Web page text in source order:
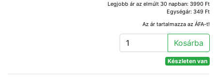
Legjobb ár az elmúlt 30 napban: 3990 Ft
Egységár: 349 Ft
Az ár tartalmazza az ÁFA-t!
Kosárba
Készleten van